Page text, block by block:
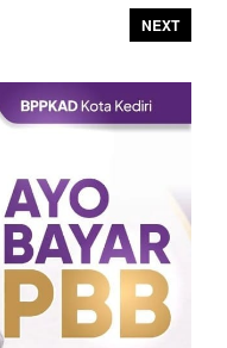
NEXT